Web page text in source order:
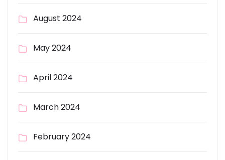
August 2024
May 2024
April 2024
March 2024
February 2024